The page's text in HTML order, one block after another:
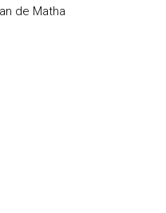
de Matha